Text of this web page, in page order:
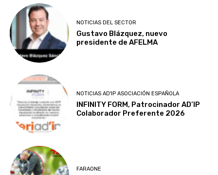
NOTICIAS DEL SECTOR
Gustavo Blázquez, nuevo
presidente de AFELMA
NOTICIAS AD'IP ASOCIACIÓN ESPAÑOLA
INFINITY FORM, Patrocinador AD’IP
Colaborador Preferente 2026
FARAONE